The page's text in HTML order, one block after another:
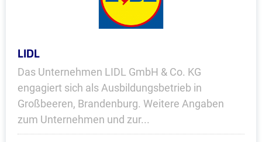
LIDL
Das Unternehmen LIDL GmbH & Co. KG
engagiert sich als Ausbildungsbetrieb in
Großbeeren, Brandenburg. Weitere Angaben
zum Unternehmen und zur...